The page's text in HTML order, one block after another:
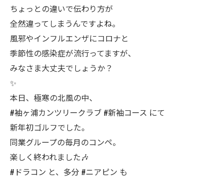
ちょっとの違いで伝わり方が
全然違ってしまうんですよね。
風邪やインフルエンザにコロナと
季節性の感染症が流行ってますが、
みなさま大丈夫でしょうか？
✨
本日、極寒の北風の中、
#袖ヶ浦カンツリークラブ #新袖コース にて
新年初ゴルフでした。
同業グループの毎月のコンペ。
楽しく終われました🎶
#ドラコン と、多分 #ニアピン も